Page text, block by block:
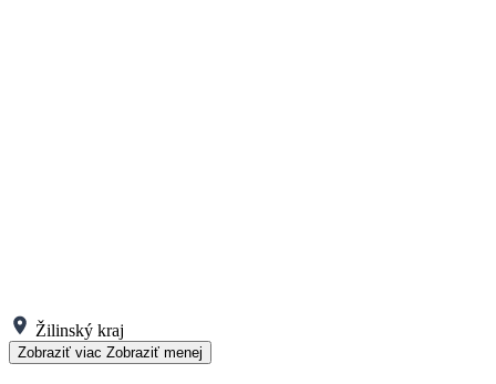
Žilinský kraj
Zobraziť viac Zobraziť menej